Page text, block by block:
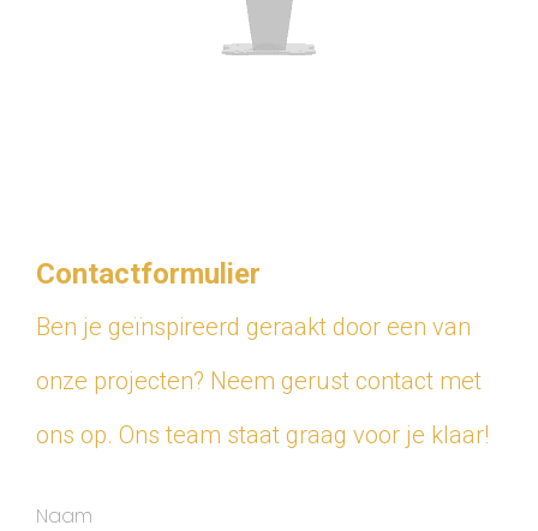
Contactformulier
Ben je geïnspireerd geraakt door een van
onze projecten? Neem gerust contact met
ons op. Ons team staat graag voor je klaar!
Naam